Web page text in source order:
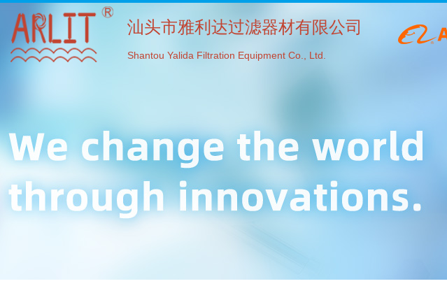
汕头市雅利达过滤器材有限公司
Shantou Yalida Filtration Equipment Co., Ltd.